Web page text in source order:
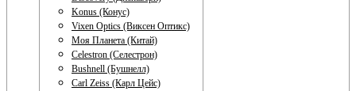
Konus (Конус)
Vixen Optics (Виксен Оптикс)
Моя Планета (Китай)
Celestron (Селестрон)
Bushnell (Бушнелл)
Carl Zeiss (Карл Цейс)